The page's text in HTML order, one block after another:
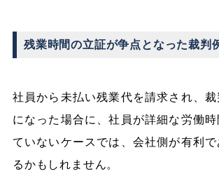
残業時間の立証が争点となった裁判
社員から未払い残業代を請求され、裁
になった場合に、社員が詳細な労働
ていないケースでは、会社側が有利で
るかもしれません。